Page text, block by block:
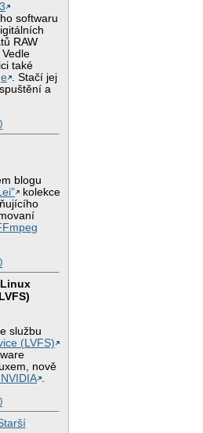
softwaru
RAW
Vedle
také
. Stačí jej
a
blogu
kolekce
službu
(LVFS)
nově
.